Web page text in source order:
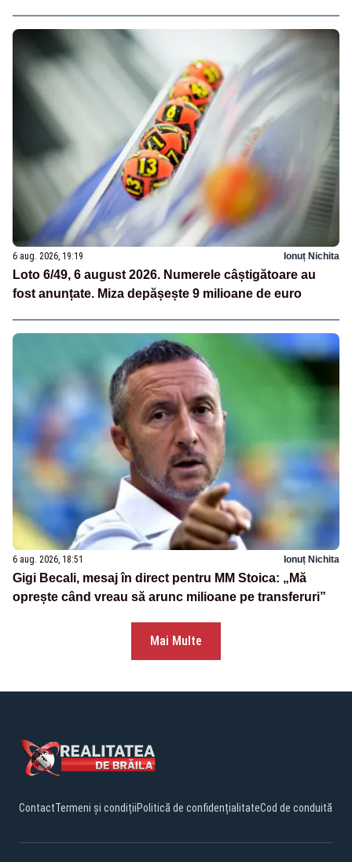
6 aug. 2026, 19:19 Ionuț Nichita
Loto 6/49, 6 august 2026. Numerele câștigătoare au
fost anunțate. Miza depășește 9 milioane de euro
6 aug. 2026, 18:51 Ionuț Nichita
Gigi Becali, mesaj în direct pentru MM Stoica: „Mă
oprește când vreau să arunc milioane pe transferuri”
Mai Multe
ContactTermeni și condițiiPolitică de confidențialitateCod de conduită